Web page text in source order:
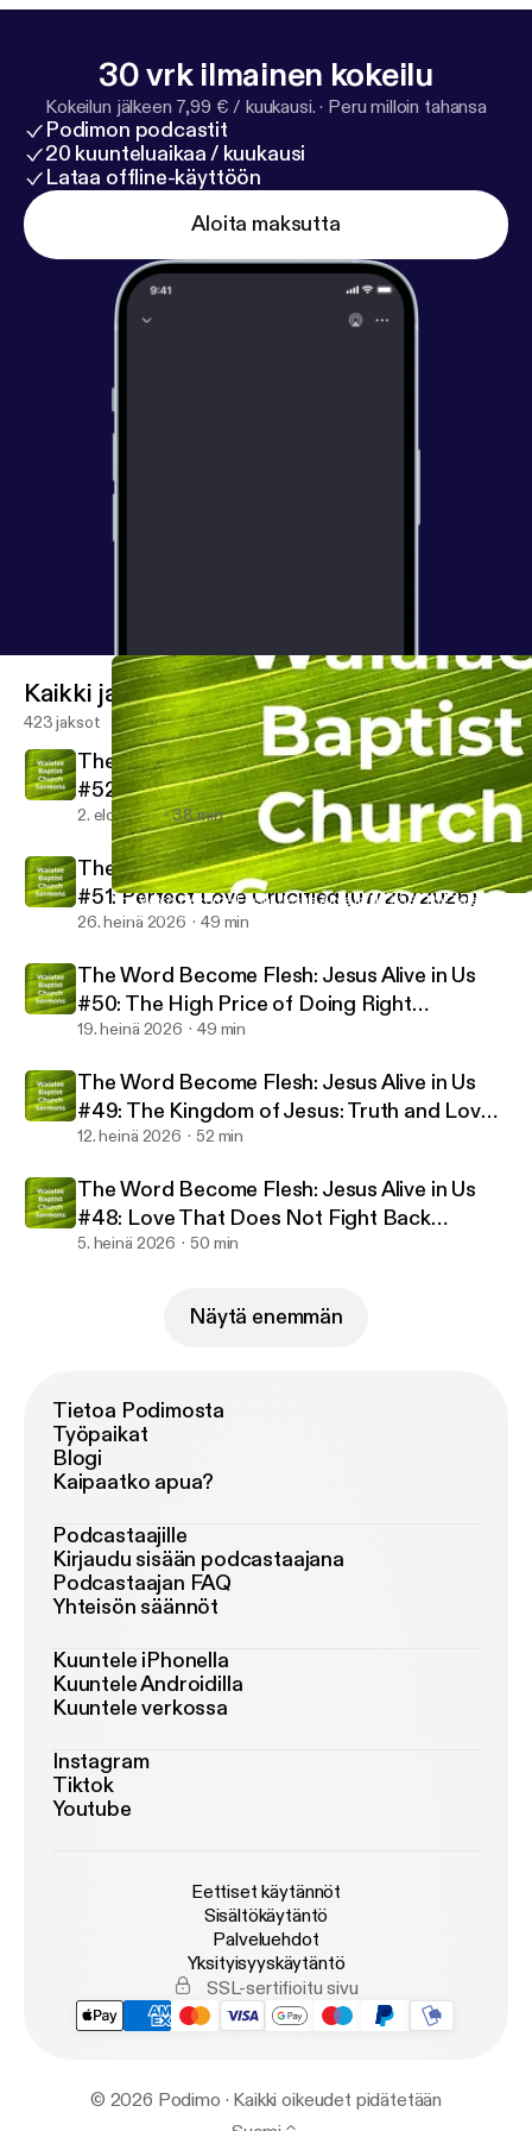
stChurch]
30 vrk ilmainen kokeilu
Kokeilun jälkeen 7,99 € / kuukausi. · Peru milloin tahansa
Podimon podcastit
20 kuunteluaikaa / kuukausi
Lataa offline-käyttöön
Aloita maksutta
The Word Become Flesh: Jesus Alive in Us #39: The Tale of
Waialae Baptist Church Sermons
Kaikki jaksot
423 jaksot
The Word Become Flesh: Jesus Alive in Us
#52: New Life in Christ (08/02/2026)
2. elo 2026 38 min
The Word Become Flesh: Jesus Alive in Us
#51: Perfect Love Crucified (07/26/2026)
26. heinä 2026 49 min
The Word Become Flesh: Jesus Alive in Us
#50: The High Price of Doing Right
(07/19/2026)
19. heinä 2026 49 min
The Word Become Flesh: Jesus Alive in Us
#49: The Kingdom of Jesus: Truth and Love
(07/12/2026)
12. heinä 2026 52 min
The Word Become Flesh: Jesus Alive in Us
#48: Love That Does Not Fight Back
(07/05/2026)
5. heinä 2026 50 min
Näytä enemmän
Tietoa Podimosta
Työpaikat
Blogi
Kaipaatko apua?
Podcastaajille
Kirjaudu sisään podcastaajana
Podcastaajan FAQ
Yhteisön säännöt
Kuuntele iPhonella
Kuuntele Androidilla
Kuuntele verkossa
Instagram
Tiktok
Youtube
Eettiset käytännöt
Sisältökäytäntö
Palveluehdot
Yksityisyyskäytäntö
SSL-sertifioitu sivu
© 2026 Podimo · Kaikki oikeudet pidätetään